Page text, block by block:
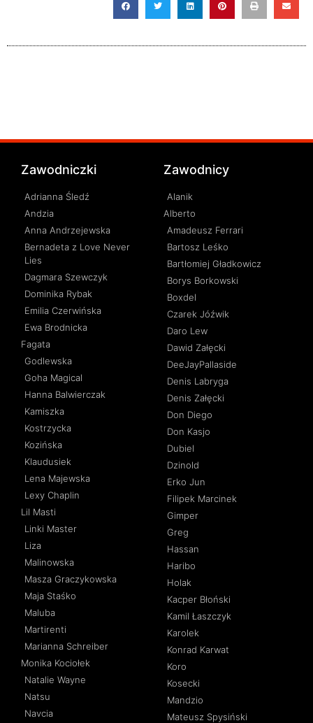
Zawodniczki
Adrianna Śledź
Andzia
Anna Andrzejewska
Bernadeta z Love Never
Lies
Dagmara Szewczyk
Dominika Rybak
Emilia Czerwińska
Ewa Brodnicka
Fagata
Godlewska
Goha Magical
Hanna Balwierczak
Kamiszka
Kostrzycka
Kozińska
Klaudusiek
Lena Majewska
Lexy Chaplin
Lil Masti
Linki Master
Liza
Malinowska
Masza Graczykowska
Maja Staśko
Maluba
Martirenti
Marianna Schreiber
Monika Kociołek
Natalie Wayne
Natsu
Navcia
Zawodnicy
Alanik
Alberto
Amadeusz Ferrari
Bartosz Leśko
Bartłomiej Gładkowicz
Borys Borkowski
Boxdel
Czarek Jóźwik
Daro Lew
Dawid Załęcki
DeeJayPallaside
Denis Labryga
Denis Załęcki
Don Diego
Don Kasjo
Dubiel
Dzinold
Erko Jun
Filipek Marcinek
Gimper
Greg
Hassan
Haribo
Holak
Kacper Błoński
Kamil Łaszczyk
Karolek
Konrad Karwat
Koro
Kosecki
Mandzio
Mateusz Spysiński